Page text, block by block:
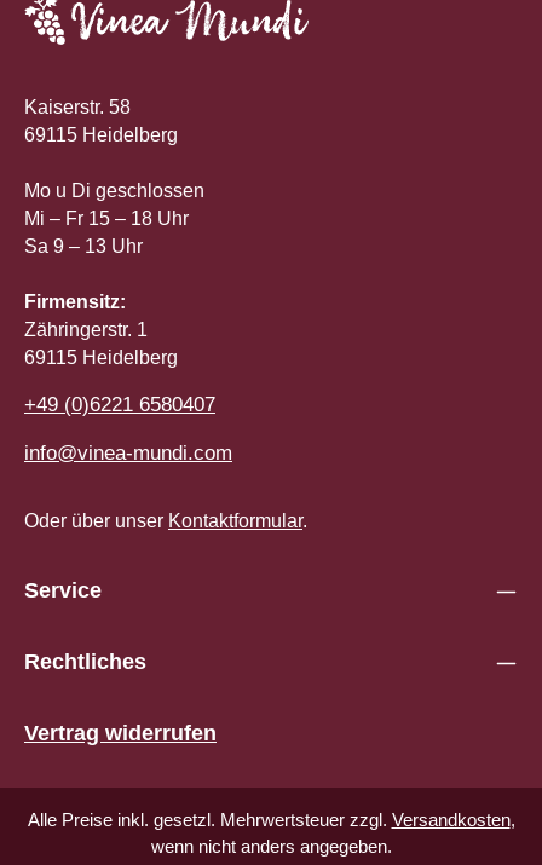
Kaiserstr. 58
69115 Heidelberg
Mo u Di geschlossen
Mi – Fr 15 – 18 Uhr
Sa 9 – 13 Uhr
Firmensitz:
Zähringerstr. 1
69115 Heidelberg
+49 (0)6221 6580407
info@vinea-mundi.com
Oder über unser Kontaktformular.
Service
Rechtliches
Vertrag widerrufen
Alle Preise inkl. gesetzl. Mehrwertsteuer zzgl. Versandkosten,
wenn nicht anders angegeben.